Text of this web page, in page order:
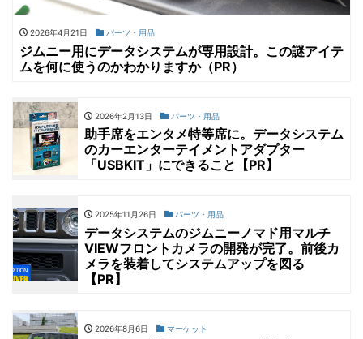
2026年4月21日 パーツ・用品
ジムニー用にデータシステムが専用設計。この謎アイテ
ムを何に使うのかわかりますか（PR）
2026年2月13日 パーツ・用品
助手席をエンタメ特等席に。データシステム
のカーエンターテイメントアダプター
「USBKIT」にできること【PR】
2025年11月26日 パーツ・用品
データシステムのジムニーノマド用マルチ
VIEWフロントカメラの開発が完了。前後カ
メラを装着してシステムアップを図る
【PR】
2026年8月6日 マーケット